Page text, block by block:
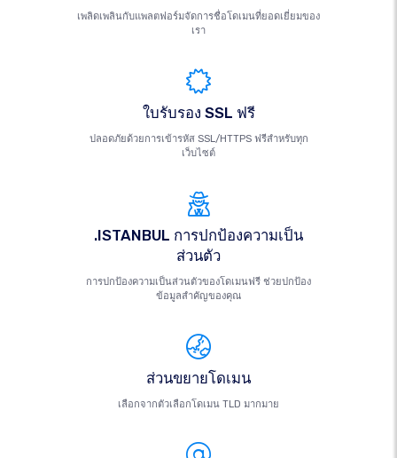
เพลิดเพลินกับแพลตฟอร์มจัดการชื่อโดเมนที่ยอดเยี่ยมของ
เรา
ใบรับรอง SSL ฟรี
ปลอดภัยด้วยการเข้ารหัส SSL/HTTPS ฟรีสำหรับทุก
เว็บไซต์
.ISTANBUL การปกป้องความเป็น
ส่วนตัว
การปกป้องความเป็นส่วนตัวของโดเมนฟรี ช่วยปกป้อง
ข้อมูลสำคัญของคุณ
ส่วนขยายโดเมน
เลือกจากตัวเลือกโดเมน TLD มากมาย